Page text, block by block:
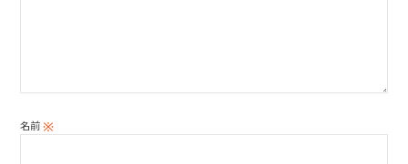
名前※